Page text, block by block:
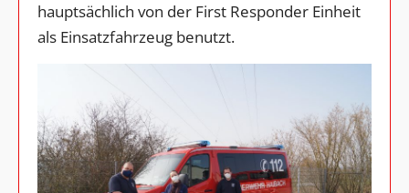
hauptsächlich von der First Responder Einheit
als Einsatzfahrzeug benutzt.